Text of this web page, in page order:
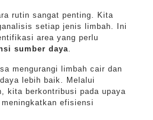
rutin sangat penting. Kita
setiap jenis limbah. Ini
area yang perlu
sumber daya.
mengurangi limbah cair dan
lebih baik. Melalui
kita berkontribusi pada upaya
efisiensi